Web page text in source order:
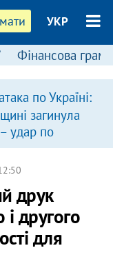
УКР
Фінансова
по Україні:
загинула
удар по
друк
другого
для